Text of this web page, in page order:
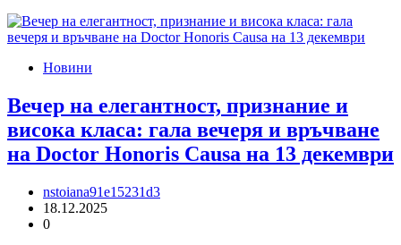
Новини
Вечер на елегантност, признание и
висока класа: гала вечеря и връчване
на Doctor Honoris Causa на 13 декември
nstoiana91e15231d3
18.12.2025
0